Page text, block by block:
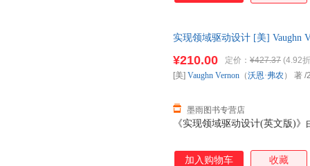
实现领域驱动设计 [美] Vaughn
《实现领域驱动设计(英文版)
¥210.00 定价： ¥427.37 (4.92
墨雨图书专营店
[美] Vaughn Vernon （沃恩·弗农 ） 著 /
加入购物车 收藏